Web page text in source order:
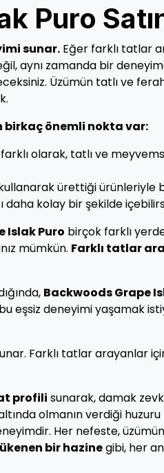
Puro
sunar. Eğer farklı tatlar
aynı zamanda bir
Üzümün tatlı ve
birkaç önemli nokta var:
olarak, tatlı ve
ürettiği ürünleriyle
daha kolay bir şekilde
Islak Puro birçok farklı
mümkün. Farklı tatlar
Backwoods Grape
eşsiz deneyimi yaşamak
Farklı tatlar arayanlar
profili sunarak, damak
olmanın verdiği
Her nefeste,
bir hazinegibi, her